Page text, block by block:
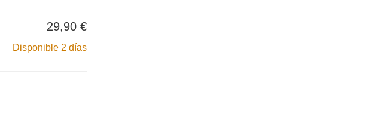
29,90 €
Disponible 2 días